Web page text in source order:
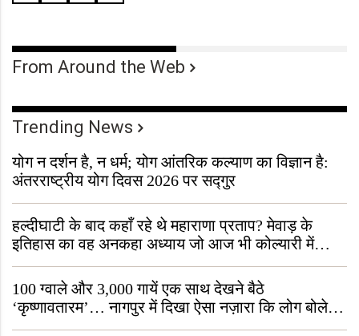
From Around the Web
Trending News
योग न दर्शन है, न धर्म; योग आंतरिक कल्याण का विज्ञान है:
अंतरराष्ट्रीय योग दिवस 2026 पर सद्गुर
हल्दीघाटी के बाद कहाँ रहे थे महाराणा प्रताप? मेवाड़ के
इतिहास का वह अनकहा अध्याय जो आज भी कोल्यारी में
जीवित है
100 ग्वाले और 3,000 गायें एक साथ देखने बैठे
‘कृष्णावतारम’… नागपुर में दिखा ऐसा नज़ारा कि लोग बोले,
“ऐसा तो सिर्फ़ कृष्ण ही कर सकते हैं”